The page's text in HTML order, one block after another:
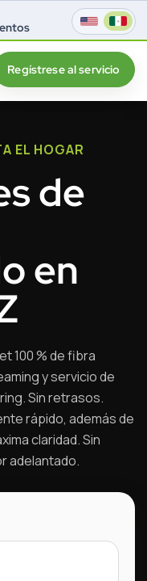
Regístrese al servicio
EL HOGAR
de
en
100 % de fibra
y servicio de
Sin retrasos.
rápido, además de
claridad. Sin
adelantado.